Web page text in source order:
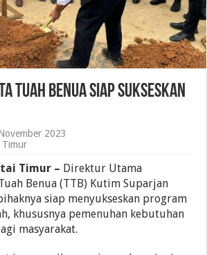
Tuah Benua Siap Sukseskan
2023
Timur
Timur – Direktur Utama
Benua (TTB) Kutim Suparjan
siap menyukseskan program
khususnya pemenuhan kebutuhan
masyarakat.